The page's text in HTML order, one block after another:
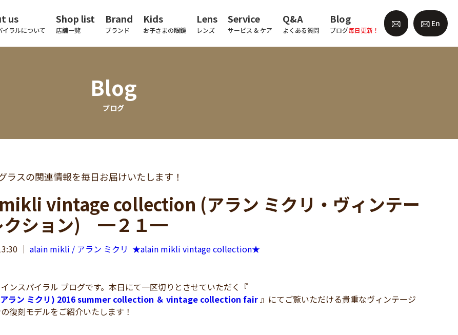
us
イラルについて
Shop list
店舗一覧
Brand
ブランド
Kids
お子さまの眼鏡
Lens
レンズ
Service
サービス & ケア
Q&A
よくある質問
Blog
ブログ毎日更新！
En
Blog
ブログ
ラスの関連情報を毎日お届けいたします！
vintage collection (アラン ミクリ・ヴィンテー
クション) ━２１━
｜ alain mikli / アラン ミクリ ★alain mikli vintage collection★
ンスパイラル ブログです。本日にて一区切りとさせていただく『
ラン ミクリ) 2016 summer collection ＆ vintage collection fair』にてご覧いただける貴重なヴィンテージ
復刻モデルをご紹介いたします！